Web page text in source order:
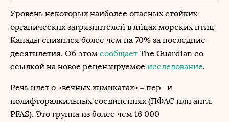
Уровень некоторых наиболее опасных стойких
органических загрязнителей в яйцах морских птиц
Канады снизился более чем на 70% за последние
десятилетия. Об этом сообщает The Guardian со
ссылкой на новое рецензируемое исследование.
Речь идет о «вечных химикатах» – пер- и
полифторалкильных соединениях (ПФАС или англ.
PFAS). Это группа из более чем 16 000